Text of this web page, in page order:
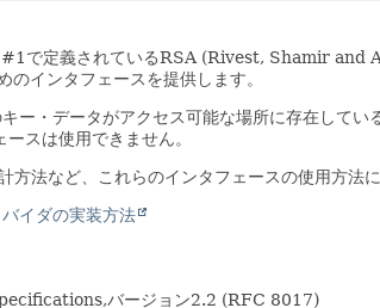
で定義されているRSA (Rivest, Shamir
インタフェースを提供します。
ー・データがアクセス可能な場所に存在してい
スは使用できません。
方法など、これらのインタフェースの使用方法
イダの実装方法
バージョン2.2 (RFC 8017)